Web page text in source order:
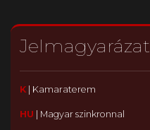
Jelmagyarázat
K| Kamaraterem
HU Magyar szinkronnal